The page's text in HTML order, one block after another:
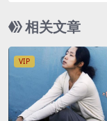
B][中英字幕]
相关文章
VIP